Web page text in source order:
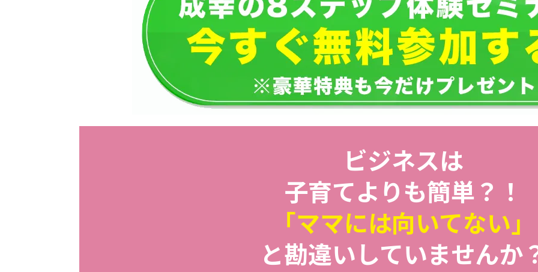
ビジネスは
子育てよりも簡単？！
「ママには向いてない」
と勘違いしていませんか